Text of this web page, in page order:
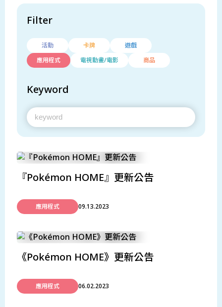
Filter
活動 卡牌
遊戲
應用程式
電視動畫/電影 商品
Keyword
『Pokémon HOME』更新公告
應用程式 09.13.2023
《Pokémon HOME》更新公告
應用程式 06.02.2023